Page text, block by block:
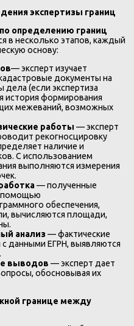
экспертизы границ
определению границ
в несколько этапов, каждый
основу:
— эксперт изучает
документы на
дела (если экспертиза
история формирования
межеваний, возможных
работы — эксперт
рекогносцировку
наличие и
С использованием
выполняются измерения
— полученные
помощью
обеспечения,
вычисляются площади,
анализ— фактические
данными ЕГРН, выявляются
выводов — эксперт дает
обосновывая их
границе между